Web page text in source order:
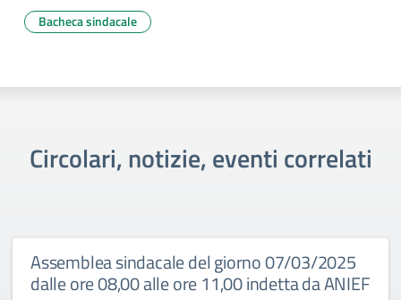
Bacheca sindacale
Circolari, notizie, eventi correlati
Assemblea sindacale del giorno 07/03/2025
dalle ore 08,00 alle ore 11,00 indetta da ANIEF